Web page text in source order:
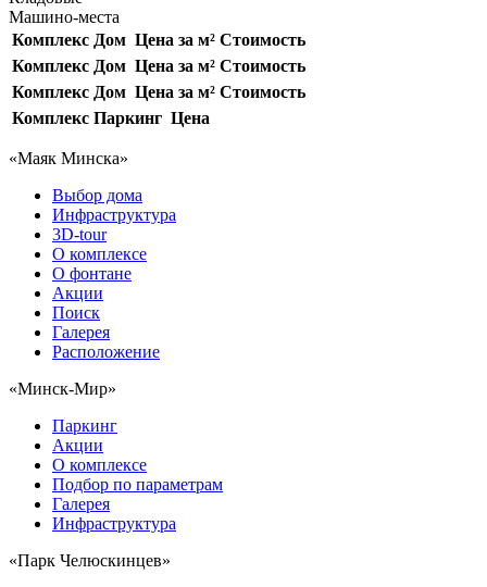
Машино-места
Комплекс Дом Цена за м² Стоимость
Комплекс Дом Цена за м² Стоимость
Комплекс Дом Цена за м² Стоимость
Комплекс Паркинг Цена
«Маяк Минска»
Выбор дома
Инфраструктура
3D-tour
О комплексе
О фонтане
Акции
Поиск
Галерея
Расположение
«Минск-Мир»
Паркинг
Акции
О комплексе
Подбор по параметрам
Галерея
Инфраструктура
«Парк Челюскинцев»